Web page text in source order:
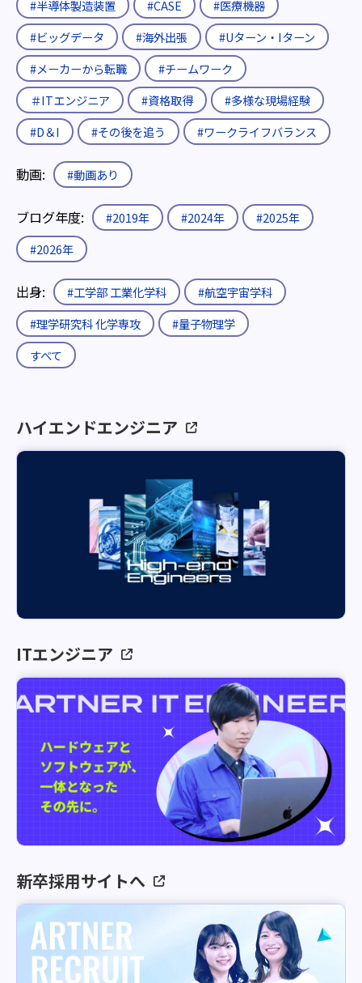
#半導体製造装置 #CASE
#医療機器
#ビッグデータ
#海外出張
#Uターン・Iターン
#メーカーから転職
#チームワーク
＃ITエンジニア
#資格取得
#多様な現場経験
#D＆I
#その後を追う #ワークライフバランス
動画: #動画あり
ブログ年度: #2019年 #2024年
#2025年
#2026年
出身: #工学部 工業化学科
#航空宇宙学科
#理学研究科 化学専攻
#量子物理学
すべて
ハイエンドエンジニア
ITエンジニア
新卒採用サイトへ